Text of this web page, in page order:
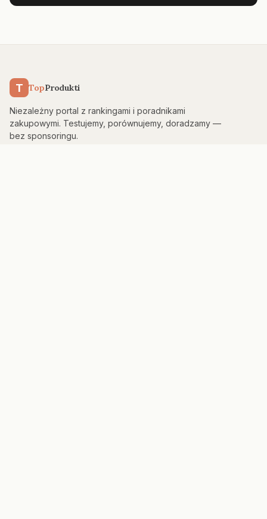
T TopProdukti
Niezależny portal z rankingami i poradnikami
zakupowymi. Testujemy, porównujemy, doradzamy —
bez sponsoringu.